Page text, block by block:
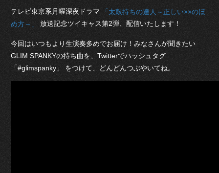
テレビ東京系月曜深夜ドラマ
「太鼓持ちの達人～正しい××のほ
め方～」放送記念ツイキャス第2弾、配信いたします！
今回はいつもより生演奏多めでお届け！みなさんが聞きたい
GLIM SPANKYの持ち曲を、Twitterでハッシュタグ
「#glimspanky」 をつけて、どんどんつぶやいてね。